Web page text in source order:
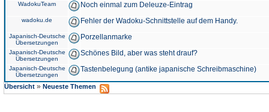
WadokuTeam Noch einmal zum Deleuze-Eintrag
wadoku.de Fehler der Wadoku-Schnittstelle auf dem Handy.
Japanisch-Deutsche
Übersetzungen
Porzellanmarke
Japanisch-Deutsche
Übersetzungen
Schönes Bild, aber was steht drauf?
Japanisch-Deutsche
Übersetzungen
Tastenbelegung (antike japanische Schreibmaschine)
Übersicht » Neueste Themen